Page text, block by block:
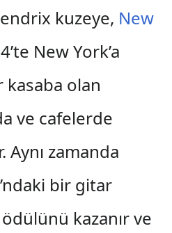
kuzeye, New
New York’a
olan
ve cafelerde
Aynı zamanda
bir gitar
kazanır ve